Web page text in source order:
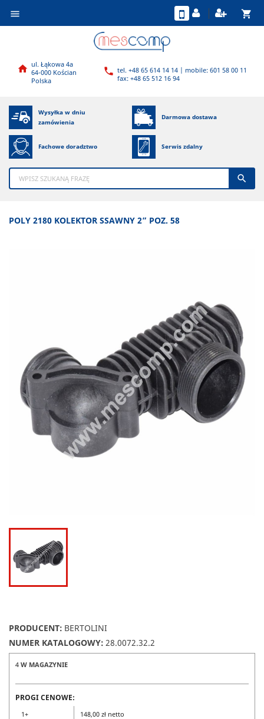
 shopping_cart
 ul. Łąkowa 4a
64-000 Kościan
Polska
 tel. +48 65 614 14 14 | mobile: 601 58 00 11
fax: +48 65 512 16 94
Wysyłka w dniu
zamówienia
Darmowa dostawa
Fachowe doradztwo Serwis zdalny

POLY 2180 KOLEKTOR SSAWNY 2” POZ. 58
PRODUCENT: BERTOLINI
NUMER KATALOGOWY: 28.0072.32.2
4 W MAGAZYNIE
PROGI CENOWE:
1+ 148,00 zł netto